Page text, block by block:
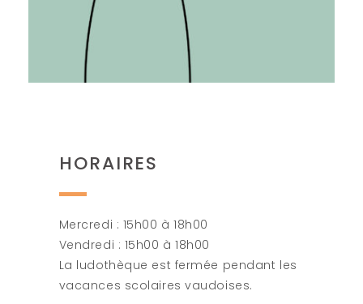
HORAIRES
Mercredi : 15h00 à 18h00
Vendredi : 15h00 à 18h00
La ludothèque est fermée pendant les
vacances scolaires vaudoises.